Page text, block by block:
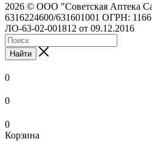
2026 © ООО "Советская Аптека
6316224600/631601001 ОГРН:
ЛО-63-02-001812 от 09.12.2016
Найти
0
0
0
Корзина